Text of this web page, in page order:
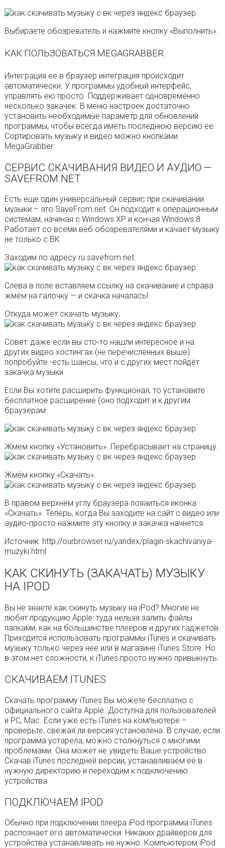
Выбираете обозреватель и нажмите кнопку «Выполнить».
КАК ПОЛЬЗОВАТЬСЯ MEGAGRABBER
Интеграция ее в браузер интеграция происходит
автоматически. У программы удобный интерфейс,
управлять ею просто. Поддерживает одновременно
несколько закачек. В меню настроек достаточно
установить необходимые параметр для обновлений
программы, чтобы всегда иметь последнюю версию ее.
Сортировать музыку и видео можно кнопками
MegaGrabber.
СЕРВИС СКАЧИВАНИЯ ВИДЕО И АУДИО —
SAVEFROM.NET
Есть еще один универсальный сервис при скачивании
музыки – это SaveFrom.net. Он подходит к операционным
системам, начиная с Windows XP и кончая Windows 8.
Работает со всеми веб обозревателями и качает музыку
не только с ВК.
Заходим по адресу ru.savefrom.net.
Слева в поле вставляем ссылку на скачивание и справа
жмём на галочку — и скачка началась!.
Откуда может скачать музыку;
Совет: даже если вы сто-то нашли интересное и на
других видео хостингах (не перечисленных выше)
попробуйте -есть шансы, что и с других мест пойдёт
закачка музыки.
Если Вы хотите расширить функционал, то установите
бесплатное расширение (оно подходит и к другим
браузерам.
Жмем кнопку «Установить». Перебрасывает на страницу.
Жмём кнопку «Скачать».
В правом верхнем углу браузера пояаиться иконка
«Скачать». Теперь, когда Вы заходите на сайт с видео или
аудио-просто нажмите эту кнопку и закачка начнется.
Источник: http://ourbrowser.ru/yandex/plagin-skachivaniya-
muzyki.html
КАК СКИНУТЬ (ЗАКАЧАТЬ) МУЗЫКУ
НА IPOD
Вы не знаете как скинуть музыку на iPod? Многие не
любят продукцию Apple: туда нельзя залить файлы
папками, как на большинстве плееров и других гаджетов.
Приходится использовать программы iTunes и скачивать
музыку только через нее или в магазине iTunes Store. Но
в этом нет сложности, к iTunes просто нужно привыкнуть.
СКАЧИВАЕМ ITUNES
Скачать программу iTunes Вы можете бесплатно с
официального сайта Apple. Доступна для пользователей
и PC, Mac. Если уже есть iTunes на компьютере –
проверьте, свежая ли версия установлена. В случае, если
программа устарела, можно столкнуться с многими
проблемами. Она может не увидеть Ваше устройство.
Скачав iTunes последней версии, устанавливаем её в
нужную директорию и переходим к подключению
устройства.
ПОДКЛЮЧАЕМ IPOD
Обычно при подключении плеера iPod программа iTunes
распознает его автоматически. Никаких драйверов для
устройства устанавливать не нужно. Компьютером iPod